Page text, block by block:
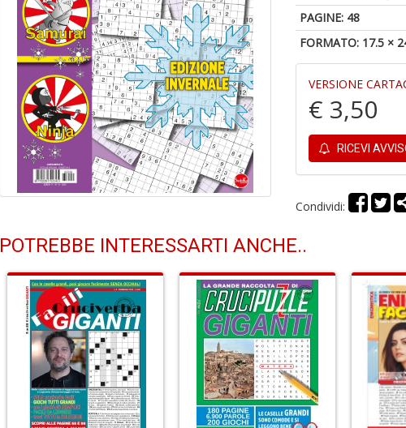
PAGINE: 48
FORMATO: 17.5 ×
VERSIONE
€ 3,50
RICEVI
Condividi:
POTREBBE INTERESSARTI ANCHE..